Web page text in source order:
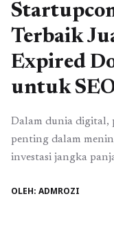
Terbaik
Expired
untuk
Dalam dunia digital,
penting dalam
investasi jangka
marketer adalah
OLEH: ADMROZI